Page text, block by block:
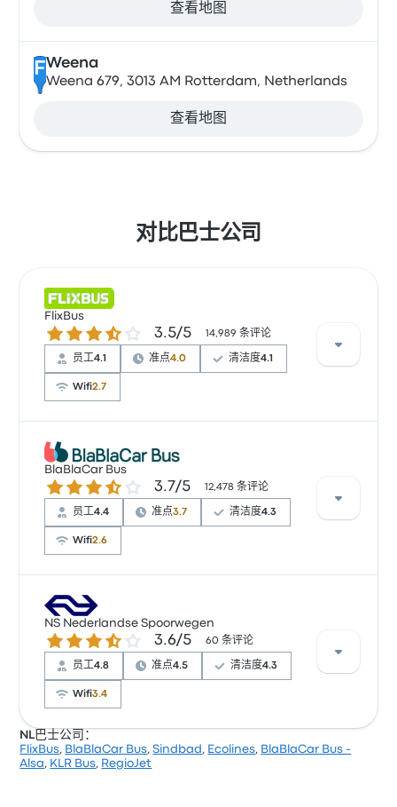
查看地图
F Weena
Weena 679, 3013 AM Rotterdam, Netherlands
查看地图
对比巴士公司
FlixBus
3.5 / 5 星 3.5/5 14,989 条评论
员工4.1 准点4.0 清洁度4.1
Wifi2.7
根据 14989 条评论，该公司在 Busbud 上被评为 3.5 颗
星。旅客对 车票资源 和 温度 特别满意，但对 无线上网
经常有所抱怨。 FlixBus 在此路线提供的票价为 ¥54 起
BlaBlaCar Bus
3.7 / 5 星 3.7/5 12,478 条评论
员工4.4 准点3.7 清洁度4.3
Wifi2.6
根据 12478 条评论，该公司在 Busbud 上被评为 3.7 颗
星。旅客对 车票资源 和 员工 特别满意，但对 无线上网
经常有所抱怨。 BlaBlaCar Bus 在此路线提供的票价为
¥38 起
NS Nederlandse Spoorwegen
3.6 / 5 星 3.6/5 60 条评论
员工4.8 准点4.5 清洁度4.3
Wifi3.4
根据 60 条评论，该公司在 Busbud 上被评为 3.6 颗星。
NL巴士公司：
FlixBus, BlaBlaCar Bus,Sindbad , Ecolines, BlaBlaCar Bus -
Alsa, KLR Bus, RegioJet